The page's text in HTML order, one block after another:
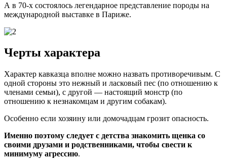
А в 70-х состоялось легендарное представление породы на
международной выставке в Париже.
Черты характера
Характер кавказца вполне можно назвать противоречивым. С
одной стороны это нежный и ласковый пес (по отношению к
членами семьи), с другой — настоящий монстр (по
отношению к незнакомцам и другим собакам).
Особенно если хозяину или домочадцам грозит опасность.
Именно поэтому следует с детства знакомить щенка со
своими друзами и родственниками, чтобы свести к
минимуму агрессию.